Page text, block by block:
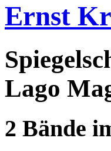
Ernst
Lago
2 Bände